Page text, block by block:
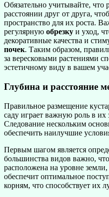
Обязательно учитывайте, что
расстоянии друг от друга,
пространство для их роста.
регулярную обрезку и уход,
декоративные качества и
почек. Таким образом,
за вересковыми растениями
эстетичному виду в вашем
Глубина и расстояние
Правильное размещение
саду играет важную роль в их
Следование нескольким
обеспечить наилучшие
Первым шагом является
большинства видов важно,
расположена на уровне
обеспечит оптимальное
корням, что способствует их